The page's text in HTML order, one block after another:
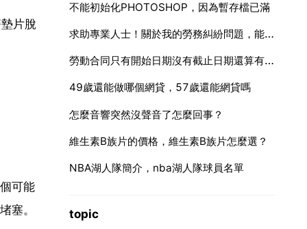
片脫
可能
塞。
不能初始化PHOTOSHOP，因為暫存檔已滿
求助專業人士！關於我的勞務糾紛問題，能不能要求所謂雙倍工資
勞動合同只有開始日期沒有截止日期還算有效嗎
49歲還能做哪個網貸，57歲還能網貸嗎
怎麼音響突然沒聲音了怎麼回事？
維生素B族片的價格，維生素B族片怎麼選？
NBA湖人隊簡介，nba湖人隊球員名單
topic